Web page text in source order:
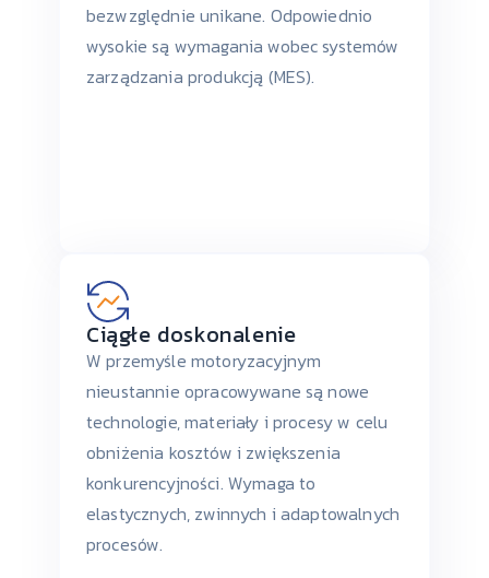
bezwzględnie unikane. Odpowiednio
wysokie są wymagania wobec systemów
zarządzania produkcją (MES).
Ciągłe doskonalenie
W przemyśle motoryzacyjnym
nieustannie opracowywane są nowe
technologie, materiały i procesy w celu
obniżenia kosztów i zwiększenia
konkurencyjności. Wymaga to
elastycznych, zwinnych i adaptowalnych
procesów.